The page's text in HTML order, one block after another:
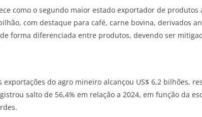
como o segundo maior estado exportador de
com destaque para café, carne bovina, derivados
forma diferenciada entre produtos, devendo ser
exportações do agro mineiro alcançou US$ 6,2 bilhões,
salto de 56,4% em relação a 2024, em função da